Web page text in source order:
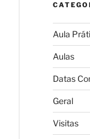
Aula
Aulas
Datas
Geral
Visitas